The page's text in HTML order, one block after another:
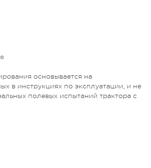
основывается на
в инструкциях по эксплуатации, и не
полевых испытаний трактора с